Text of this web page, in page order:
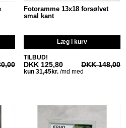
Fotoramme 13x18 forsølvet
smal kant
Læg i kurv
TILBUD!
DKK 125,80 DKK 148,00